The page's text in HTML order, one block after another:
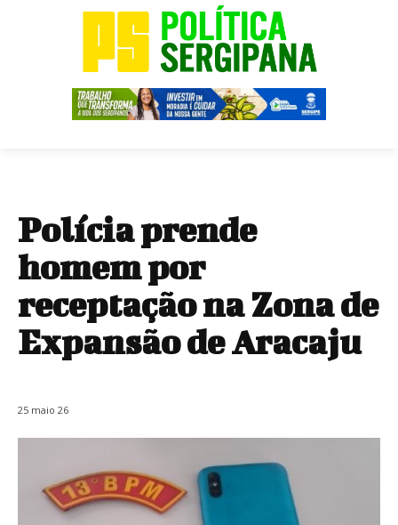
Polícia prende
homem por
receptação na Zona de
Expansão de Aracaju
25 maio 26